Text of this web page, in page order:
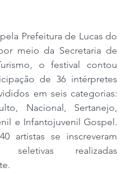
Prefeitura de Lucas do
meio da Secretaria de
o festival contou
de 36 intérpretes
em seis categorias:
Nacional, Sertanejo,
e Infantojuvenil Gospel.
artistas se inscreveram
realizadas